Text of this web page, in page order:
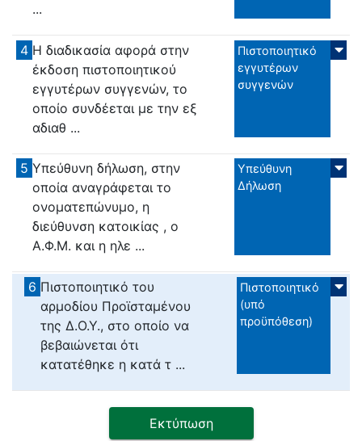
...
4 Η διαδικασία αφορά στην
έκδοση πιστοποιητικού
εγγυτέρων συγγενών, το
οποίο συνδέεται με την εξ
αδιαθ ...
Πιστοποιητικό
εγγυτέρων
συγγενών
5 Υπεύθυνη δήλωση, στην
οποία αναγράφεται το
ονοματεπώνυμο, η
διεύθυνση κατοικίας , ο
Α.Φ.Μ. και η ηλε ...
Υπεύθυνη
Δήλωση
6 Πιστοποιητικό του
αρμοδίου Προϊσταμένου
της Δ.Ο.Υ., στο οποίο να
βεβαιώνεται ότι
κατατέθηκε η κατά τ ...
Πιστοποιητικό
(υπό
προϋπόθεση)
Εκτύπωση